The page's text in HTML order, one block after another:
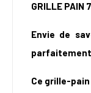
GRILLE PAIN
Envie de
Ce grille-